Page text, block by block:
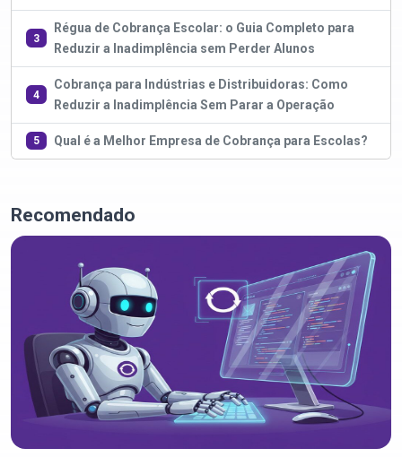
3
Régua de Cobrança Escolar: o Guia Completo para
Reduzir a Inadimplência sem Perder Alunos
4
Cobrança para Indústrias e Distribuidoras: Como
Reduzir a Inadimplência Sem Parar a Operação
5 Qual é a Melhor Empresa de Cobrança para Escolas?
Recomendado